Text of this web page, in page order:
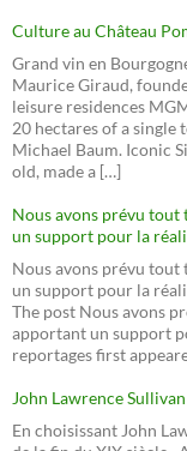
Culture au Château
Grand vin en
Maurice Giraud,
leisure residences
20 hectares of a single
Michael Baum. Iconic
old, made a […]
Nous avons prévu
un support pour la
Nous avons prévu
un support pour la
The post Nous avons
apportant un support
reportages first
John Lawrence
En choisissant John